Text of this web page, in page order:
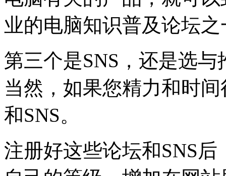
业的电脑知识普及论坛
第三个是SNS，还是选
当然，如果您精力和时
和SNS。
注册好这些论坛和SNS